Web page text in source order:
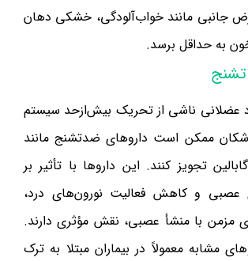
جانبی مانند خواب‌آلودگی، خشکی دهان
به حداقل برسد.
عضلانی ناشی از تحریک بیش‌ازحد سیستم
ممکن است داروهای ضدتشنج مانند
تجویز کنند. این داروها با تأثیر بر
عصبی و کاهش فعالیت نورون‌های درد،
مزمن با منشأ عصبی، نقش مؤثری دارند.
مشابه معمولاً در بیماران مبتلا به ترک